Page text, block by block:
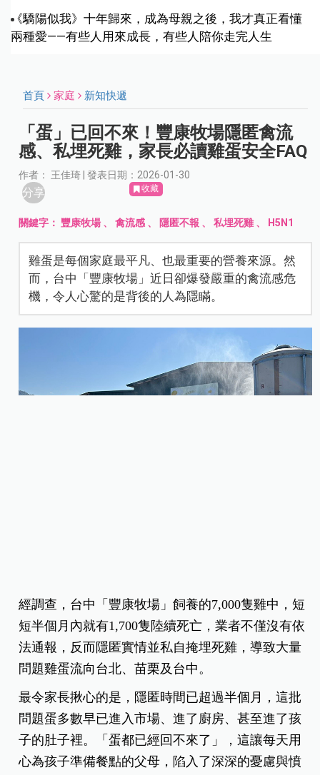
《驕陽似我》十年歸來，成為母親之後，我才真正看懂
兩種愛——有些人用來成長，有些人陪你走完人生
首頁 家庭 新知快遞
「蛋」已回不來！豐康牧場隱匿禽流
感、私埋死雞，家長必讀雞蛋安全FAQ
作者： 王佳琦 | 發表日期：2026-01-30
分享 收藏
關鍵字： 豐康牧場 、禽流感 、 隱匿不報 、私埋死雞、 H5N1
雞蛋是每個家庭最平凡、也最重要的營養來源。然
而，台中「豐康牧場」近日卻爆發嚴重的禽流感危
機，令人心驚的是背後的人為隱瞞。
經調查，台中「豐康牧場」飼養的7,000隻雞中，短
短半個月內就有1,700隻陸續死亡，業者不僅沒有依
法通報，反而隱匿實情並私自掩埋死雞，導致大量
問題雞蛋流向台北、苗栗及台中。
最令家長揪心的是，隱匿時間已超過半個月，這批
問題蛋多數早已進入市場、進了廚房、甚至進了孩
子的肚子裡。
「蛋都已經回不來了」，這讓每天用
心為孩子準備餐點的父母，陷入了深深的憂慮與憤